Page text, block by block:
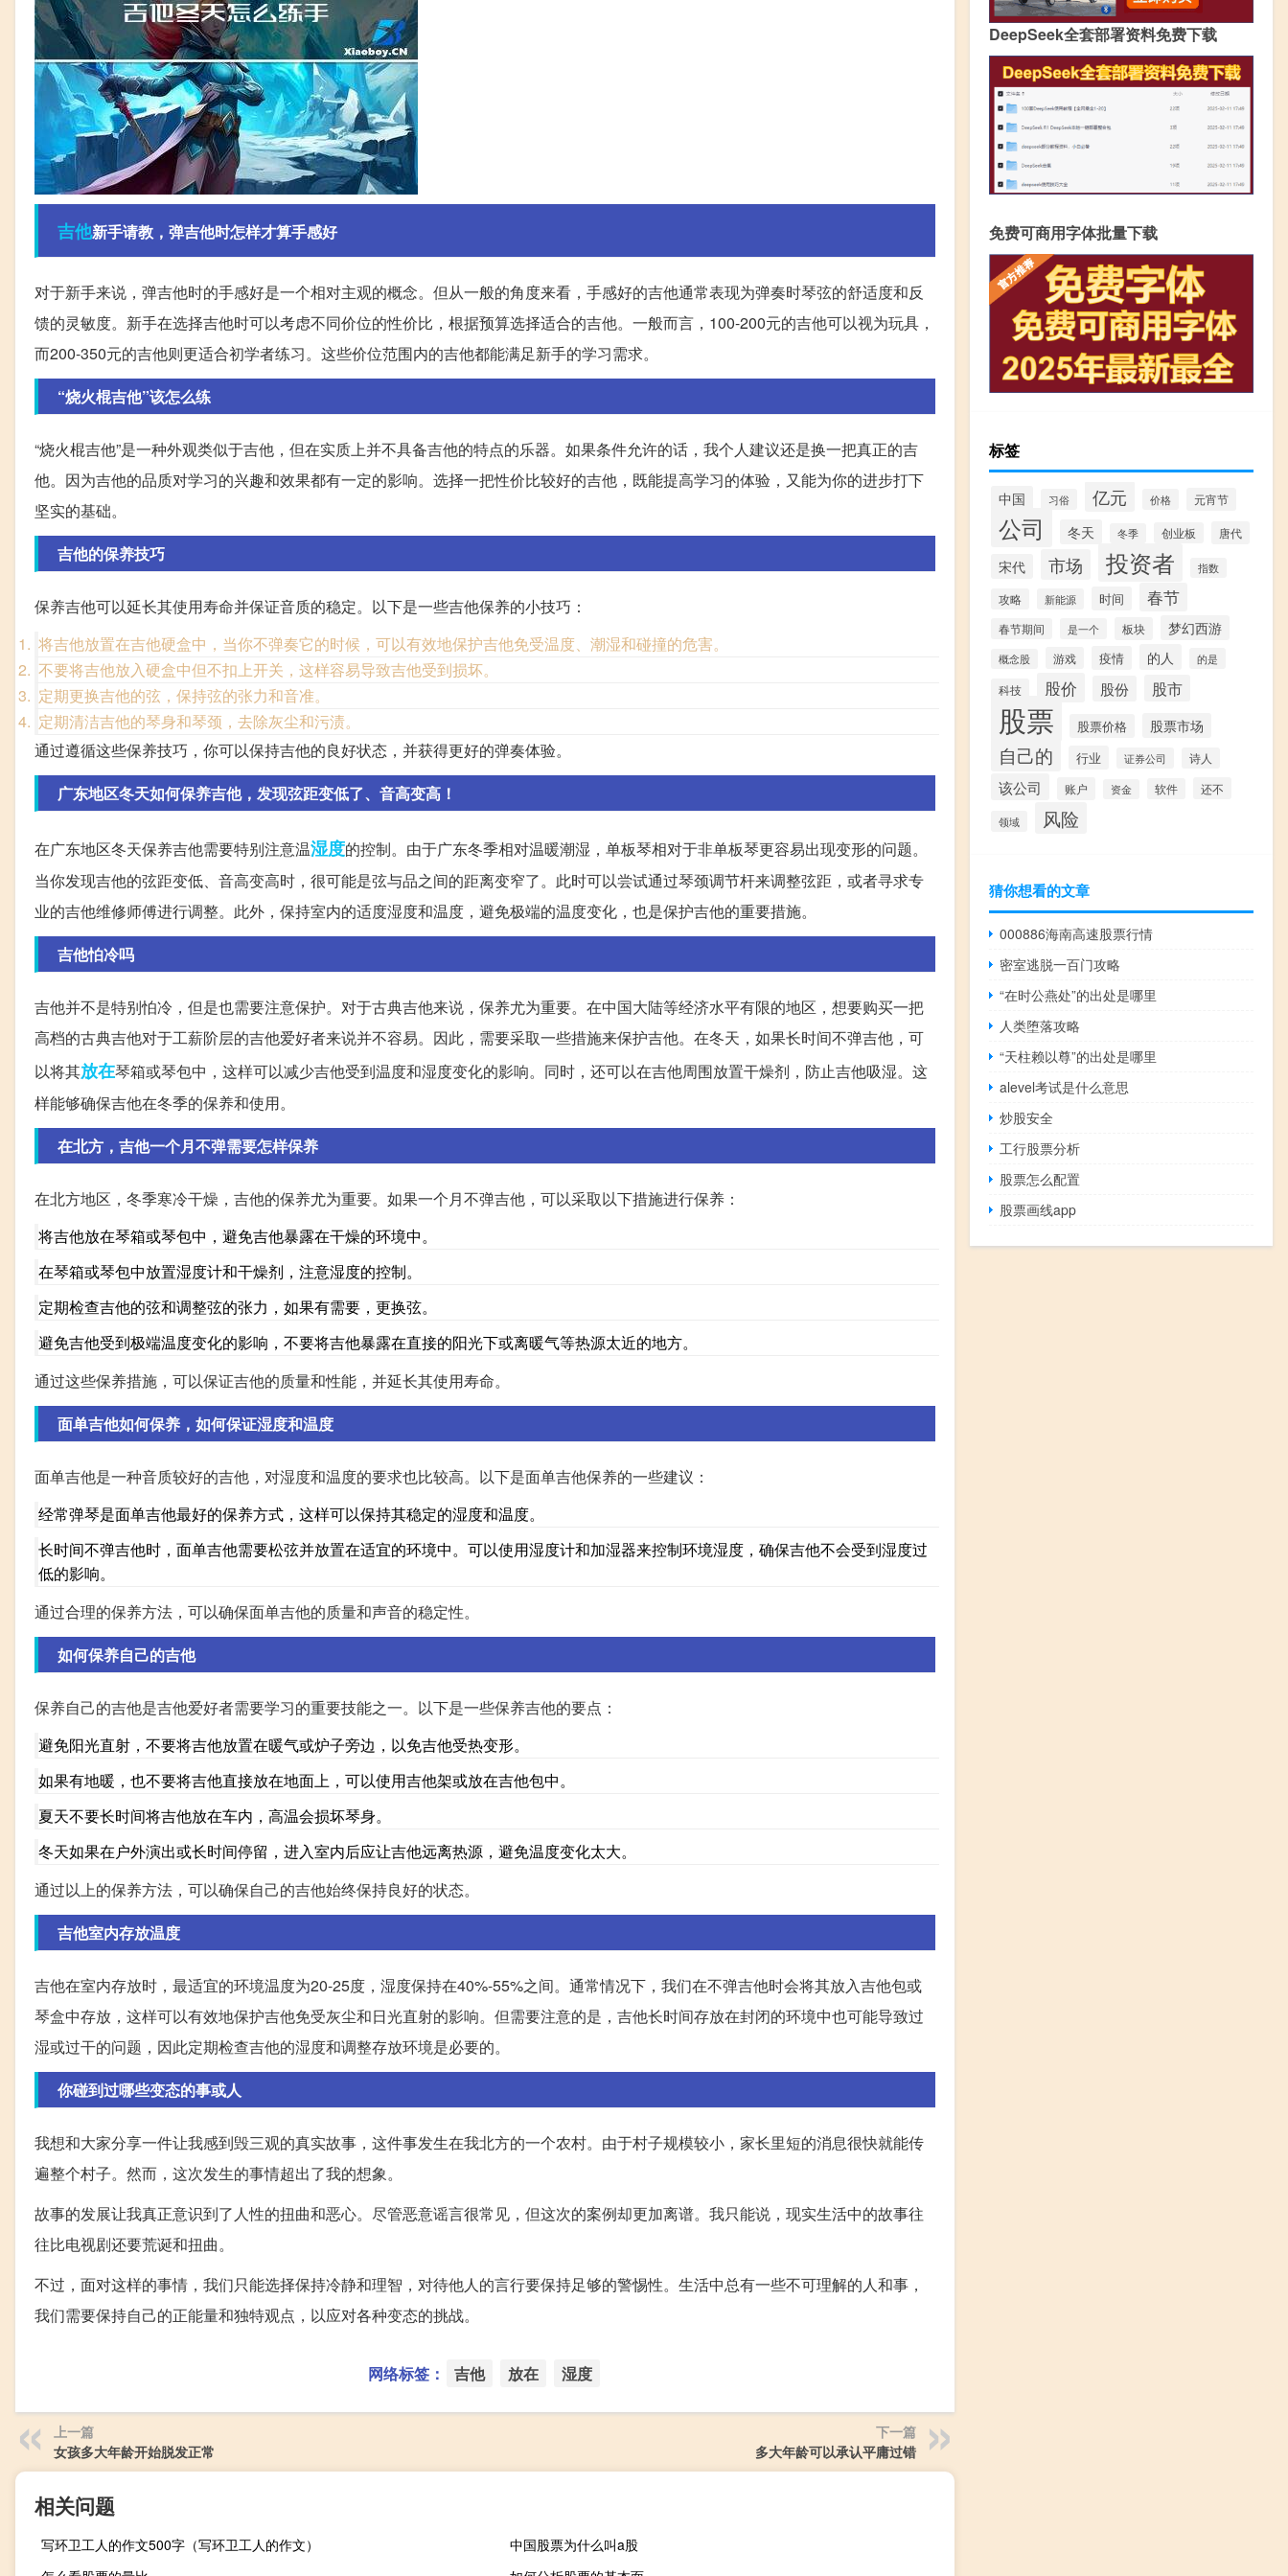
吉他新手请教，弹吉他时怎样才算手感好
对于新手来说，弹吉他时的手感好是一个相对主观的概念。但从一般的角度来看，手感好的吉他通常表现为弹奏时琴弦的舒适度和反
馈的灵敏度。新手在选择吉他时可以考虑不同价位的性价比，根据预算选择适合的吉他。一般而言，100-200元的吉他可以视为玩具，
而200-350元的吉他则更适合初学者练习。这些价位范围内的吉他都能满足新手的学习需求。
“烧火棍吉他”该怎么练
“烧火棍吉他”是一种外观类似于吉他，但在实质上并不具备吉他的特点的乐器。如果条件允许的话，我个人建议还是换一把真正的吉
他。因为吉他的品质对学习的兴趣和效果都有一定的影响。选择一把性价比较好的吉他，既能提高学习的体验，又能为你的进步打下
坚实的基础。
吉他的保养技巧
保养吉他可以延长其使用寿命并保证音质的稳定。以下是一些吉他保养的小技巧：
将吉他放置在吉他硬盒中，当你不弹奏它的时候，可以有效地保护吉他免受温度、潮湿和碰撞的危害。
不要将吉他放入硬盒中但不扣上开关，这样容易导致吉他受到损坏。
定期更换吉他的弦，保持弦的张力和音准。
定期清洁吉他的琴身和琴颈，去除灰尘和污渍。
通过遵循这些保养技巧，你可以保持吉他的良好状态，并获得更好的弹奏体验。
广东地区冬天如何保养吉他，发现弦距变低了、音高变高！
在广东地区冬天保养吉他需要特别注意温湿度的控制。由于广东冬季相对温暖潮湿，单板琴相对于非单板琴更容易出现变形的问题。
当你发现吉他的弦距变低、音高变高时，很可能是弦与品之间的距离变窄了。此时可以尝试通过琴颈调节杆来调整弦距，或者寻求专
业的吉他维修师傅进行调整。此外，保持室内的适度湿度和温度，避免极端的温度变化，也是保护吉他的重要措施。
吉他怕冷吗
吉他并不是特别怕冷，但是也需要注意保护。对于古典吉他来说，保养尤为重要。在中国大陆等经济水平有限的地区，想要购买一把
高档的古典吉他对于工薪阶层的吉他爱好者来说并不容易。因此，需要采取一些措施来保护吉他。在冬天，如果长时间不弹吉他，可
以将其放在琴箱或琴包中，这样可以减少吉他受到温度和湿度变化的影响。同时，还可以在吉他周围放置干燥剂，防止吉他吸湿。这
样能够确保吉他在冬季的保养和使用。
在北方，吉他一个月不弹需要怎样保养
在北方地区，冬季寒冷干燥，吉他的保养尤为重要。如果一个月不弹吉他，可以采取以下措施进行保养：
将吉他放在琴箱或琴包中，避免吉他暴露在干燥的环境中。
在琴箱或琴包中放置湿度计和干燥剂，注意湿度的控制。
定期检查吉他的弦和调整弦的张力，如果有需要，更换弦。
避免吉他受到极端温度变化的影响，不要将吉他暴露在直接的阳光下或离暖气等热源太近的地方。
通过这些保养措施，可以保证吉他的质量和性能，并延长其使用寿命。
面单吉他如何保养，如何保证湿度和温度
面单吉他是一种音质较好的吉他，对湿度和温度的要求也比较高。以下是面单吉他保养的一些建议：
经常弹琴是面单吉他最好的保养方式，这样可以保持其稳定的湿度和温度。
长时间不弹吉他时，面单吉他需要松弦并放置在适宜的环境中。可以使用湿度计和加湿器来控制环境湿度，确保吉他不会受到湿度过
低的影响。
通过合理的保养方法，可以确保面单吉他的质量和声音的稳定性。
如何保养自己的吉他
保养自己的吉他是吉他爱好者需要学习的重要技能之一。以下是一些保养吉他的要点：
避免阳光直射，不要将吉他放置在暖气或炉子旁边，以免吉他受热变形。
如果有地暖，也不要将吉他直接放在地面上，可以使用吉他架或放在吉他包中。
夏天不要长时间将吉他放在车内，高温会损坏琴身。
冬天如果在户外演出或长时间停留，进入室内后应让吉他远离热源，避免温度变化太大。
通过以上的保养方法，可以确保自己的吉他始终保持良好的状态。
吉他室内存放温度
吉他在室内存放时，最适宜的环境温度为20-25度，湿度保持在40%-55%之间。通常情况下，我们在不弹吉他时会将其放入吉他包或
琴盒中存放，这样可以有效地保护吉他免受灰尘和日光直射的影响。但需要注意的是，吉他长时间存放在封闭的环境中也可能导致过
湿或过干的问题，因此定期检查吉他的湿度和调整存放环境是必要的。
你碰到过哪些变态的事或人
我想和大家分享一件让我感到毁三观的真实故事，这件事发生在我北方的一个农村。由于村子规模较小，家长里短的消息很快就能传
遍整个村子。然而，这次发生的事情超出了我的想象。
故事的发展让我真正意识到了人性的扭曲和恶心。尽管恶意谣言很常见，但这次的案例却更加离谱。我只能说，现实生活中的故事往
往比电视剧还要荒诞和扭曲。
不过，面对这样的事情，我们只能选择保持冷静和理智，对待他人的言行要保持足够的警惕性。生活中总有一些不可理解的人和事，
我们需要保持自己的正能量和独特观点，以应对各种变态的挑战。
网络标签： 吉他 放在 湿度
上一篇
女孩多大年龄开始脱发正常
下一篇
多大年龄可以承认平庸过错
相关问题
写环卫工人的作文500字（写环卫工人的作文）
中国股票为什么叫a股
DeepSeek全套部署资料免费下载
免费可商用字体批量下载
标签
中国 习俗 亿元 价格 元宵节
公司 冬天 冬季 创业板 唐代
宋代 市场 投资者 指数
攻略 新能源 时间 春节
春节期间 是一个 板块 梦幻西游
概念股 游戏 疫情 的人 的是
科技 股价 股份 股市
股票 股票价格 股票市场
自己的 行业 证券公司 诗人
该公司 账户 资金 软件 还不
领域 风险
猜你想看的文章
000886海南高速股票行情
密室逃脱一百门攻略
“在时公燕处”的出处是哪里
人类堕落攻略
“天柱赖以尊”的出处是哪里
alevel考试是什么意思
炒股安全
工行股票分析
股票怎么配置
股票画线app